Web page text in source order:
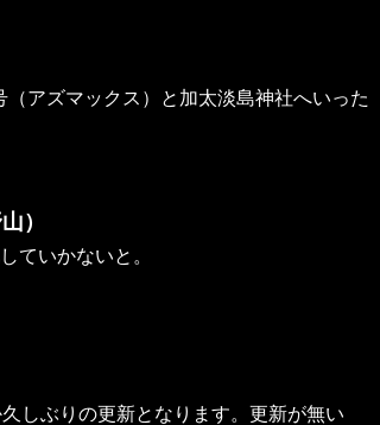
アズマックス）と加太淡島神社へいった
）
ていかないと。
しぶりの更新となります。更新が無い